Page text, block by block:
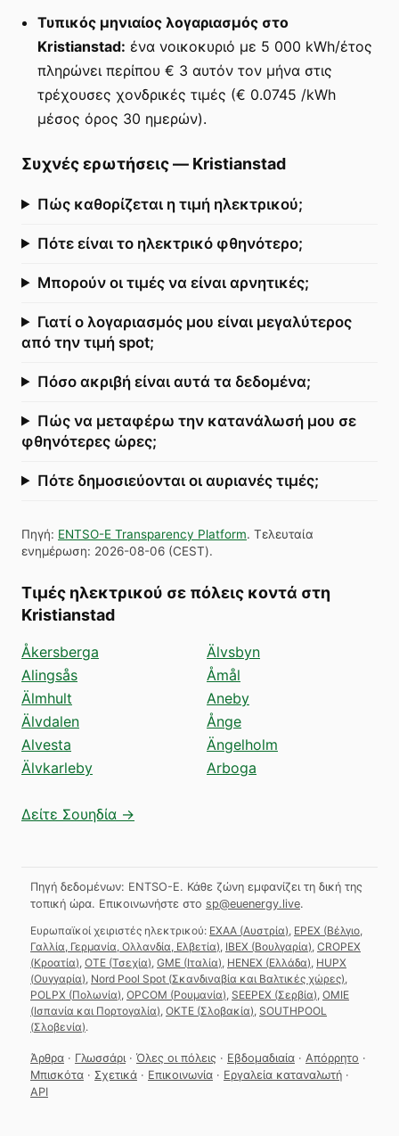
Τυπικός μηνιαίος λογαριασμός στο
Kristianstad: ένα νοικοκυριό με 5 000 kWh/έτος
πληρώνει περίπου € 3 αυτόν τον μήνα στις
τρέχουσες χονδρικές τιμές (€ 0.0745 /kWh
μέσος όρος 30 ημερών).
Συχνές ερωτήσεις— Kristianstad
Πώς καθορίζεται η τιμή ηλεκτρικού;
Πότε είναι το ηλεκτρικό φθηνότερο;
Μπορούν οι τιμές να είναι αρνητικές;
Γιατί ο λογαριασμός μου είναι μεγαλύτερος
από την τιμή spot;
Πόσο ακριβή είναι αυτά τα δεδομένα;
Πώς να μεταφέρω την κατανάλωσή μου σε
φθηνότερες ώρες;
Πότε δημοσιεύονται οι αυριανές τιμές;
Πηγή: ENTSO-E Transparency Platform. Τελευταία
ενημέρωση: 2026-08-06 (CEST).
Τιμές ηλεκτρικού σε πόλεις κοντά στη
Kristianstad
Åkersberga
Alingsås
Älmhult
Älvdalen
Alvesta
Älvkarleby
Älvsbyn
Åmål
Aneby
Ånge
Ängelholm
Arboga
Δείτε Σουηδία →
Πηγή δεδομένων: ENTSO-E. Κάθε ζώνη εμφανίζει τη δική της
τοπική ώρα. Επικοινωνήστε στο sp@euenergy.live.
Ευρωπαϊκοί χειριστές ηλεκτρικού: EXAA (Αυστρία) EPEX (Βέλγιο,
Γαλλία, Γερμανία, Ολλανδία, Ελβετία) IBEX (Βουλγαρία) CROPEX
(Κροατία) OTE (Τσεχία) GME (Ιταλία) HENEX (Ελλάδα) HUPX
(Ουγγαρία) Nord Pool Spot (Σκανδιναβία και Βαλτικές χώρες)
POLPX (Πολωνία) OPCOM (Ρουμανία) SEEPEX (Σερβία) OMIE
(Ισπανία και Πορτογαλία) OKTE (Σλοβακία) SOUTHPOOL
(Σλοβενία).
Άρθρα · Γλωσσάρι · Όλες οι πόλεις · Εβδομαδιαία · Απόρρητο ·
Μπισκότα · Σχετικά · Επικοινωνία · Εργαλεία καταναλωτή ·
API